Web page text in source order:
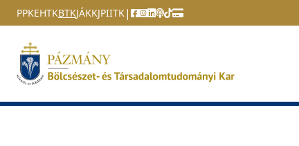
Ugrás a menüre
Ugrás a tartalomra
PPKEHTKBTKJÁKKJPIITK|